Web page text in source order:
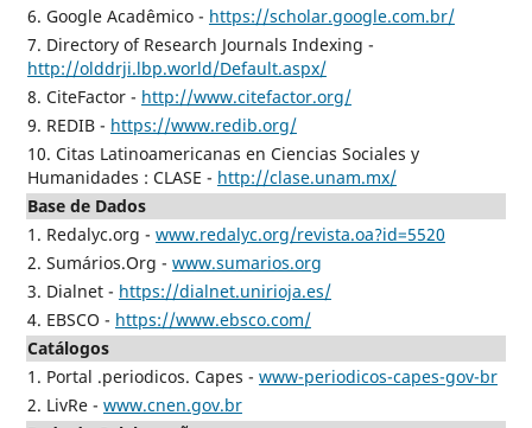
6. Google Acadêmico - https://scholar.google.com.br/
7. Directory of Research Journals Indexing -
http://olddrji.lbp.world/Default.aspx/
8. CiteFactor - http://www.citefactor.org/
9. REDIB - https://www.redib.org/
10. Citas Latinoamericanas en Ciencias Sociales y
Humanidades : CLASE - http://clase.unam.mx/
Base de Dados
1. Redalyc.org - www.redalyc.org/revista.oa?id=5520
2. Sumários.Org - www.sumarios.org
3. Dialnet - https://dialnet.unirioja.es/
4. EBSCO - https://www.ebsco.com/
Catálogos
1. Portal .periodicos. Capes - www-periodicos-capes-gov-br
2. LivRe - www.cnen.gov.br